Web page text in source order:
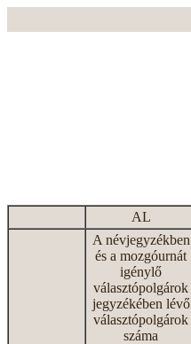
AL
A névjegyzékben
és a mozgóurnát
igénylő
választópolgárok
jegyzékében lévő
választópolgárok
száma